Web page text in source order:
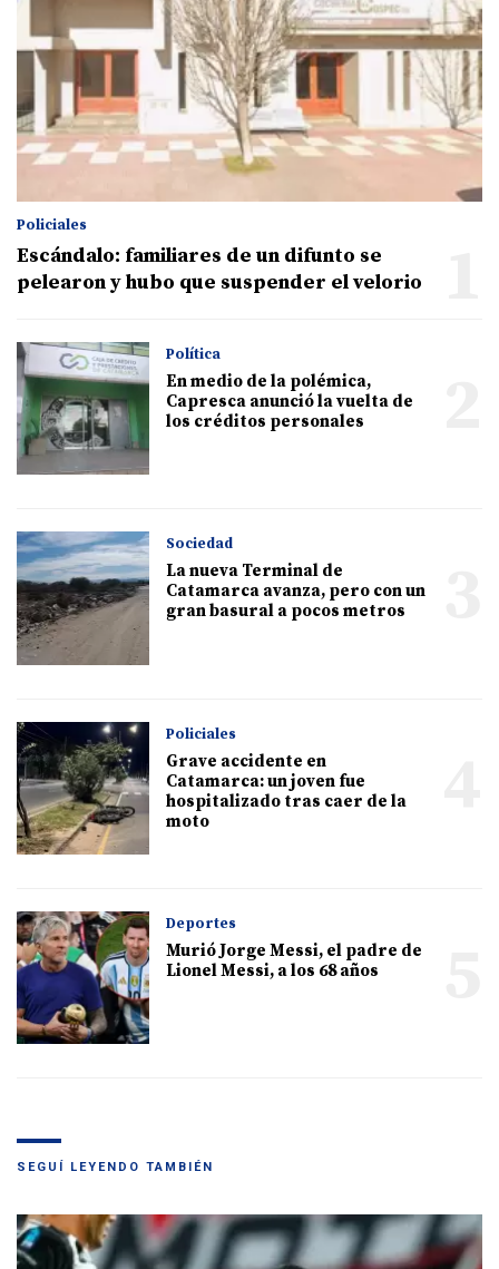
Policiales
Escándalo: familiares de un difunto se
pelearon y hubo que suspender el velorio
Política
En medio de la polémica,
Capresca anunció la vuelta de
los créditos personales
Sociedad
La nueva Terminal de
Catamarca avanza, pero con un
gran basural a pocos metros
Policiales
Grave accidente en
Catamarca: un joven fue
hospitalizado tras caer de la
moto
Deportes
Murió Jorge Messi, el padre de
Lionel Messi, a los 68 años
SEGUÍ LEYENDO TAMBIÉN